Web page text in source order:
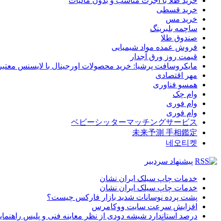
خرید قسطی
خرید مس
ساچمه بلبرینگ
صندوق طلا
فروش عمده مواد شیمیایی
قیمت روز ورق آجدار
مایکروسافت پرشیا: خرید محصولات اورجینال با لایسنس معتبر
مهر اقتصادی
همسو فناوری
وام چک
وام فوری
وام فوری
ベビーシッターマッチングサービス
未来予測 手相鑑定
네오티켓
پیشنهاد سردبیر
خدمات چاپ سیلک ایران نشان
خدمات چاپ سیلک ایران نشان
پشت پرده نوسانات شدید بازار فارکس چیست؟
افزایش سرعت سایت ووکامرس
درصد استاندارد شیشه دودی از نظر معاینه فنی و پلیس